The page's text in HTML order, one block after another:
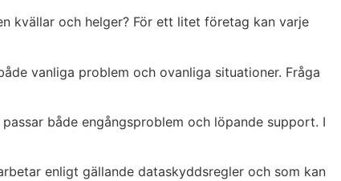
kvällar och helger? För ett litet företag kan varje
vanliga problem och ovanliga situationer. Fråga
både engångsproblem och löpande support. I
enligt gällande dataskyddsregler och som kan